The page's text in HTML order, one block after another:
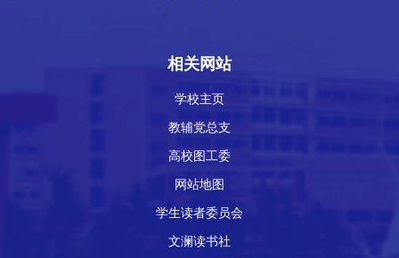
相关网站
学校主页
教辅党总支
高校图工委
网站地图
学生读者委员会
文澜读书社